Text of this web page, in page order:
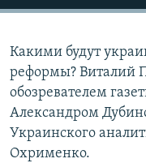
Какими будут
реформы? Виталий
обозревателем
Александром
Украинского
Охрименко.